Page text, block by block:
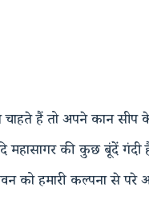
हैं तो अपने कान सीप
की कुछ बूंदें गंदी
को हमारी कल्पना से परे